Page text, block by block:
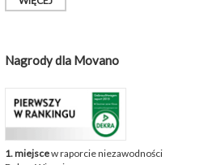
Nagrody dla Movano
1. miejscew raporcie niezawodności